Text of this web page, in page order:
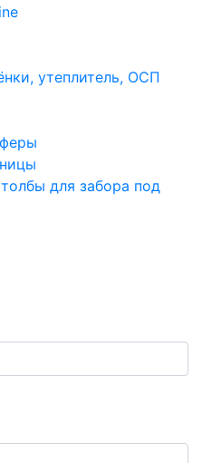
утеплитель, ОСП
для забора под